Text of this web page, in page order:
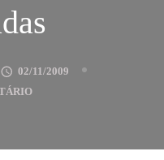
02/11/2009
EM
OBRAS